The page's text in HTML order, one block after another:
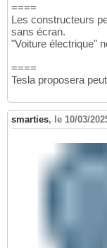
====
Les constructeurs
sans écran.
"Voiture électrique"
====
Tesla proposera
smarties, le 10/03/